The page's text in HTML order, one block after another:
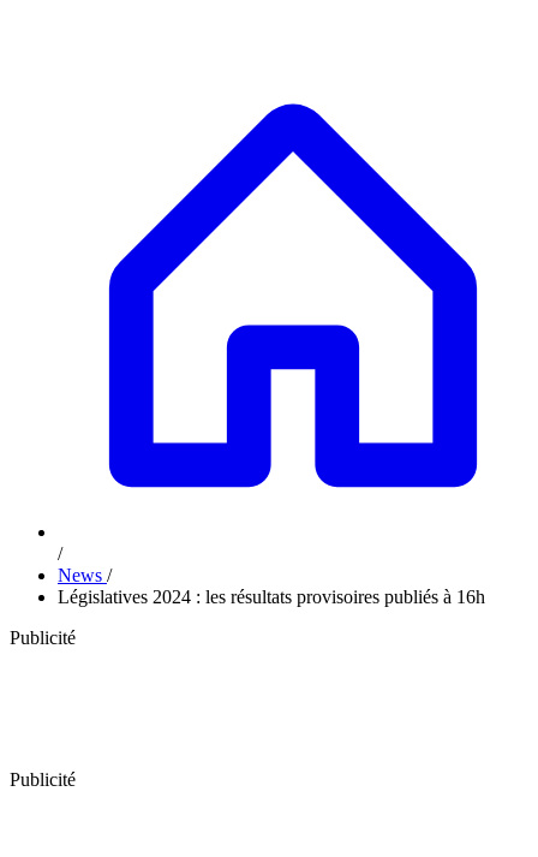
/
News /
Législatives 2024 : les résultats provisoires publiés à 16h
Publicité
Publicité